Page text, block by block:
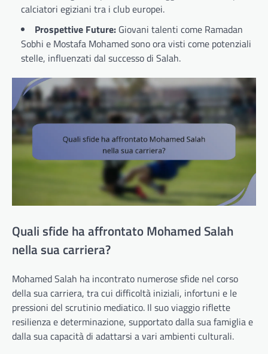
calciatori egiziani tra i club europei.
Prospettive Future: Giovani talenti come Ramadan
Sobhi e Mostafa Mohamed sono ora visti come potenziali
stelle, influenzati dal successo di Salah.
Quali sfide ha affrontato Mohamed Salah
nella sua carriera?
Mohamed Salah ha incontrato numerose sfide nel corso
della sua carriera, tra cui difficoltà iniziali, infortuni e le
pressioni del scrutinio mediatico. Il suo viaggio riflette
resilienza e determinazione, supportato dalla sua famiglia e
dalla sua capacità di adattarsi a vari ambienti culturali.